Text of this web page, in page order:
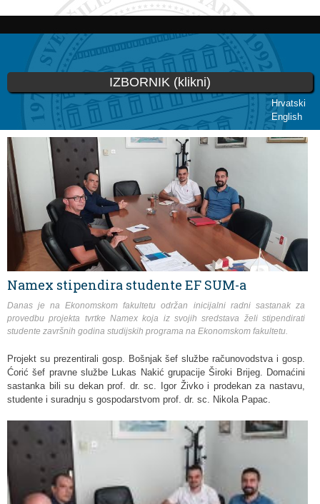
Skip to
content
Hrvatski
English
IZBORNIK (klikni)
You are here
Namex stipendira studente EF SUM-a
Danas je na Ekonomskom fakultetu održan inicijalni radni sastanak za
provedbu projekta tvrtke Namex koja iz svojih sredstava želi stipendirati
studente završnih godina studijskih programa na Ekonomskom fakultetu.
Projekt su prezentirali gosp. Bošnjak šef službe računovodstva i gosp.
Ćorić šef pravne službe Lukas Nakić grupacije Široki Brijeg. Domaćini
sastanka bili su dekan prof. dr. sc. Igor Živko i prodekan za nastavu,
studente i suradnju s gospodarstvom prof. dr. sc. Nikola Papac.